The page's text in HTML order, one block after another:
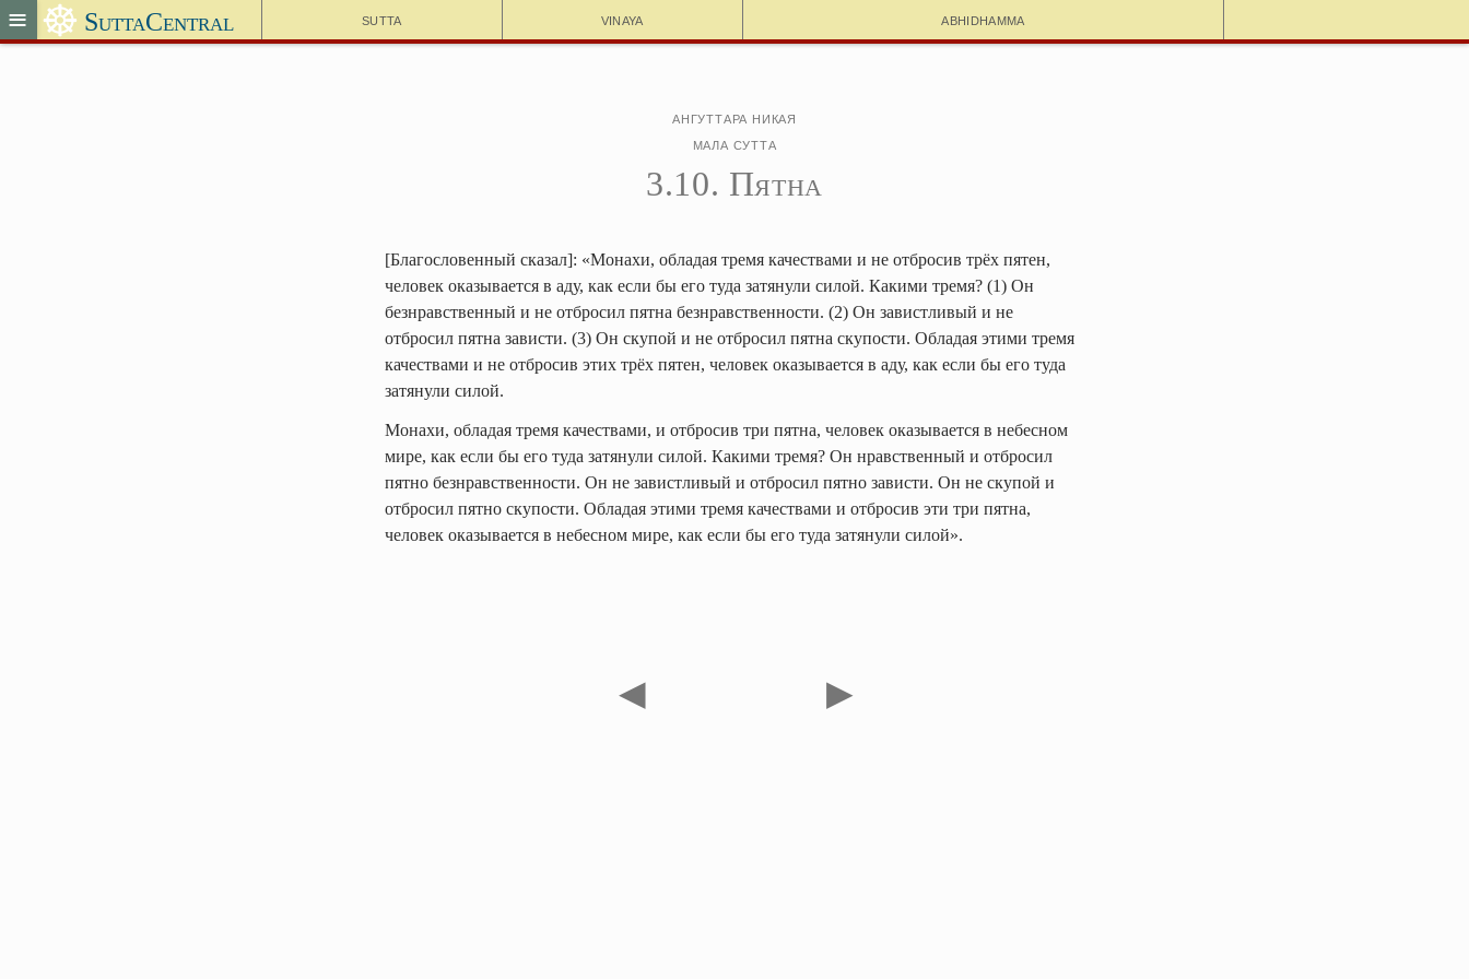
Sutta Vinaya Abhidhamma
≡ ☸ SuttaCentral
Ангуттара Никая
Мала сутта
3.10. Пятна
[Благословенный сказал]: «Монахи, обладая тремя качествами и не отбросив трёх пятен,
человек оказывается в аду, как если бы его туда затянули силой. Какими тремя? (1) Он
безнравственный и не отбросил пятна безнравственности. (2) Он завистливый и не
отбросил пятна зависти. (3) Он скупой и не отбросил пятна скупости. Обладая этими тремя
качествами и не отбросив этих трёх пятен, человек оказывается в аду, как если бы его туда
затянули силой.
Монахи, обладая тремя качествами, и отбросив три пятна, человек оказывается в небесном
мире, как если бы его туда затянули силой. Какими тремя? Он нравственный и отбросил
пятно безнравственности. Он не завистливый и отбросил пятно зависти. Он не скупой и
отбросил пятно скупости. Обладая этими тремя качествами и отбросив эти три пятна,
человек оказывается в небесном мире, как если бы его туда затянули силой».
◀ ▶